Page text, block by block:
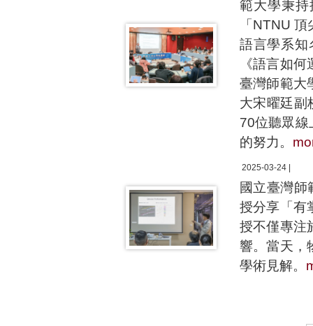
範大學秉
「NTNU
語言學系知
《語言如
臺灣師範大
大宋曜廷副
70位聽眾線
的努力。
2025-03-24 |
國立臺灣
授分享「有
授不僅專注
響。當天，
學術見解。